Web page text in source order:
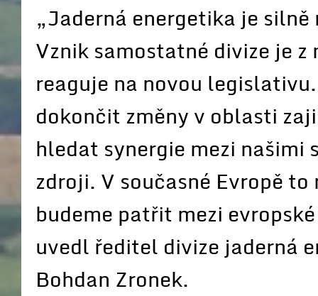
„Jaderná energetika je
Vznik samostatné divize je
reaguje na novou
dokončit změny v oblasti
hledat synergie mezi
zdroji. V současné Evropě
budeme patřit mezi
uvedl ředitel divize jaderná
Bohdan Zronek.